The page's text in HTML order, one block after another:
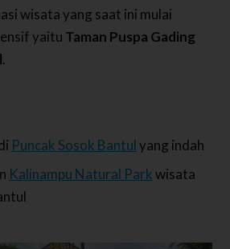
wisata yang saat ini mulai
yaitu Taman Puspa Gading
.
Puncak Sosok Bantulyang indah
Kalinampu Natural Parkwisata